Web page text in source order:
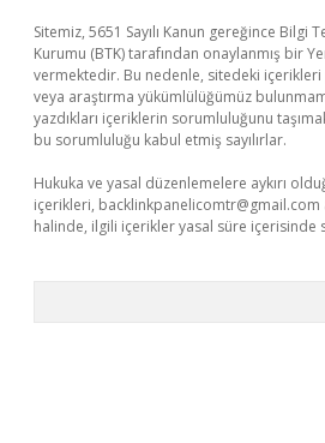
Sitemiz, 5651 Sayılı Kanun gereğince Bilgi
Kurumu (BTK) tarafından onaylanmış bir
vermektedir. Bu nedenle, sitedeki
veya araştırma yükümlülüğümüz
yazdıkları içeriklerin sorumluluğunu
bu sorumluluğu kabul etmiş sayılırlar.
Hukuka ve yasal düzenlemelere aykırı
içerikleri, backlinkpanelicomtr@gmail.com
halinde, ilgili içerikler yasal süre içerisinde